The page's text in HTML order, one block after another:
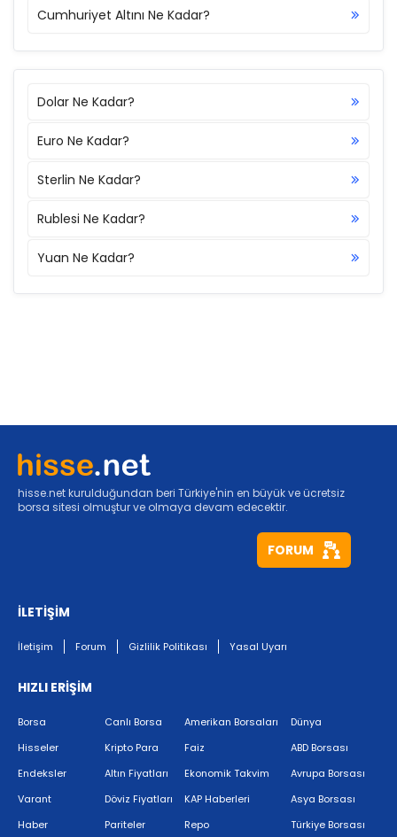
Cumhuriyet Altını Ne Kadar?
Dolar Ne Kadar?
Euro Ne Kadar?
Sterlin Ne Kadar?
Rublesi Ne Kadar?
Yuan Ne Kadar?
hisse.net kurulduğundan beri Türkiye'nin en büyük ve ücretsiz
borsa sitesi olmuştur ve olmaya devam edecektir.
FORUM
İLETİŞİM
İletişim Forum Gizlilik Politikası Yasal Uyarı
HIZLI ERİŞİM
Borsa
Hisseler
Endeksler
Varant
Haber
Canlı Borsa
Kripto Para
Altın Fiyatları
Döviz Fiyatları
Pariteler
Amerikan Borsaları
Faiz
Ekonomik Takvim
KAP Haberleri
Repo
Dünya
ABD Borsası
Avrupa Borsası
Asya Borsası
Türkiye Borsası